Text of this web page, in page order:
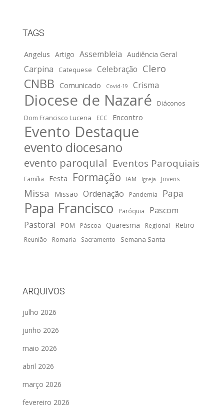
TAGS
Angelus Artigo Assembleia Audiência Geral
Carpina Catequese Celebração Clero
CNBB Comunicado Covid-19 Crisma
Diocese de Nazaré
Diáconos
Dom Francisco Lucena
ECC Encontro
Evento Destaque
evento diocesano
evento paroquial Eventos Paroquiais
Família Festa Formação IAM Igreja Jovens
Missa Missão Ordenação Pandemia Papa
Papa Francisco Paróquia
Pascom
Pastoral
POM Páscoa Quaresma Regional Retiro
Reunião Romaria Sacramento Semana Santa
ARQUIVOS
julho 2026
junho 2026
maio 2026
abril 2026
março 2026
fevereiro 2026